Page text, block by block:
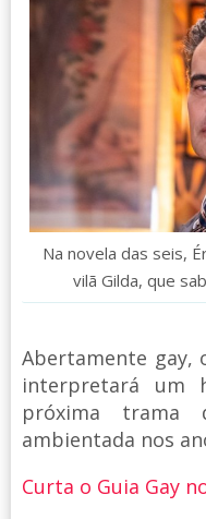
Na novela das seis,
vilã Gilda, que
Abertamente gay,
interpretará um
próxima trama
ambientada nos
Curta o Guia Gay